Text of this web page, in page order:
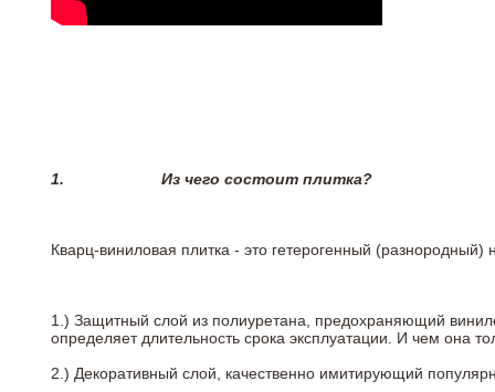
1. Из чего состоит плитка?
Кварц-виниловая плитка - это гетерогенный
1.) Защитный слой из полиуретана, предохраняющий
определяет длительность срока эксплуатации. И чем она
2.) Декоративный слой, качественно имитирующий